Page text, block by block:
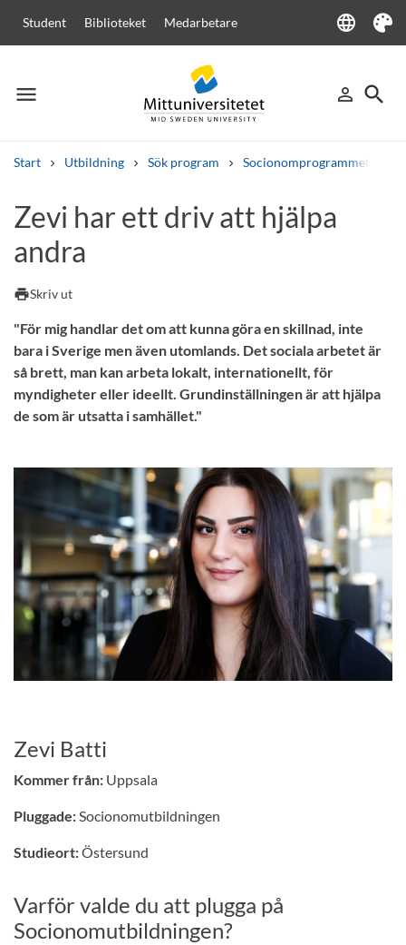
Student Biblioteket Medarbetare language
Language
Tema
menu
Meny person_outline
Logga in
search
Sök
Start Utbildning Sök program Socionomprogrammet
Andra söktjänster
Kurser och program
Zevi har ett driv att hjälpa
andra
printSkriv ut
"För mig handlar det om att kunna göra en skillnad, inte
bara i Sverige men även utomlands. Det sociala arbetet är
så brett, man kan arbeta lokalt, internationellt, för
myndigheter eller ideellt. Grundinställningen är att hjälpa
de som är utsatta i samhället."
Zevi Batti
Kommer från: Uppsala
Pluggade:Socionomutbildningen
Studieort:Östersund
Varför valde du att plugga på
Socionomutbildningen?